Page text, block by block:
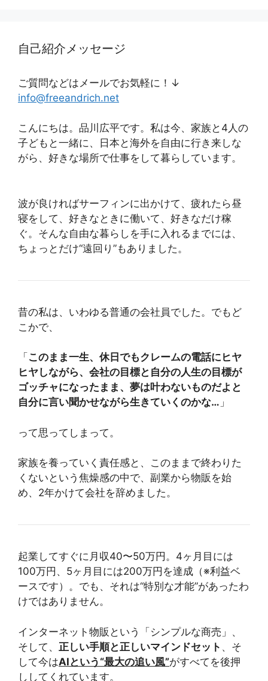
自己紹介メッセージ
ご質問などはメールでお気軽に！↓
info@freeandrich.net
こんにちは。品川広平です。私は今、家族と4人の
子どもと一緒に、日本と海外を自由に行き来しな
がら、好きな場所で仕事をして暮らしています。
波が良ければサーフィンに出かけて、疲れたら昼
寝をして、好きなときに働いて、好きなだけ稼
ぐ。そんな自由な暮らしを手に入れるまでには、
ちょっとだけ“遠回り”もありました。
昔の私は、いわゆる普通の会社員でした。でもど
こかで、
「 このまま一生、休日でもクレームの電話にヒヤ
ヒヤしながら、会社の目標と自分の人生の目標が
ゴッチャになったまま、夢は叶わないものだよと
自分に言い聞かせながら生きていくのかな… 」
って思ってしまって。
家族を養っていく責任感と、このままで終わりた
くないという焦燥感の中で、副業から物販を始
め、2年かけて会社を辞めました。
起業してすぐに月収40〜50万円。4ヶ月目には
100万円、5ヶ月目には200万円を達成（※利益ベ
ースです）。でも、それは“特別な才能”があったわ
けではありません。
インターネット物販という「シンプルな商売」、
そして、 正しい手順と正しいマインドセット 、そ
して今はAIという“最大の追い風”がすべてを後押
ししてくれています。